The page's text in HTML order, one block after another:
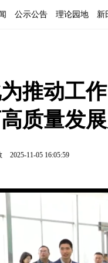
公示公告 理论园地 新
推动工
质量发
2025-11-05 16:05:59